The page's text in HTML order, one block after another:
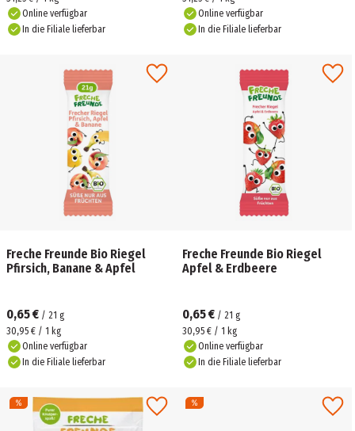
Online verfügbar
In die Filiale lieferbar
Online verfügbar
In die Filiale lieferbar
Freche Freunde Bio Riegel
Pfirsich, Banane & Apfel
0,65 € / 21 g
30,95 € / 1 kg
Online verfügbar
In die Filiale lieferbar
Freche Freunde Bio Riegel
Apfel & Erdbeere
0,65 € / 21 g
30,95 € / 1 kg
Online verfügbar
In die Filiale lieferbar